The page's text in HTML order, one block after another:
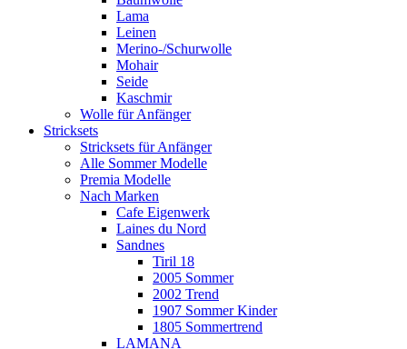
Lama
Leinen
Merino-/Schurwolle
Mohair
Seide
Kaschmir
Wolle für Anfänger
Stricksets
Stricksets für Anfänger
Alle Sommer Modelle
Premia Modelle
Nach Marken
Cafe Eigenwerk
Laines du Nord
Sandnes
Tiril 18
2005 Sommer
2002 Trend
1907 Sommer Kinder
1805 Sommertrend
LAMANA